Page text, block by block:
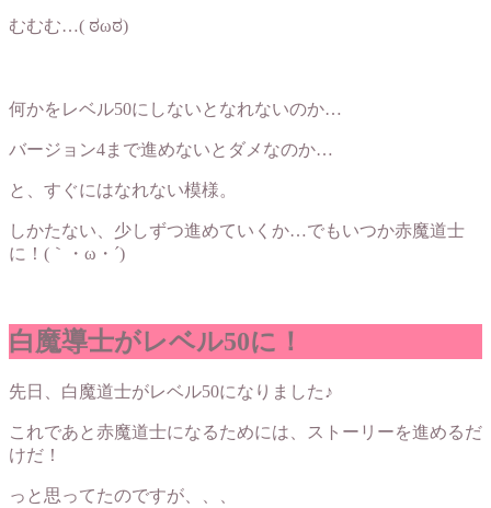
むむむ…( ಠωಠ)
何かをレベル50にしないとなれないのか…
バージョン4まで進めないとダメなのか…
と、すぐにはなれない模様。
しかたない、少しずつ進めていくか…でもいつか赤魔道士
に！(｀・ω・´)
白魔導士がレベル50に！
先日、白魔道士がレベル50になりました♪
これであと赤魔道士になるためには、ストーリーを進めるだ
けだ！
っと思ってたのですが、、、